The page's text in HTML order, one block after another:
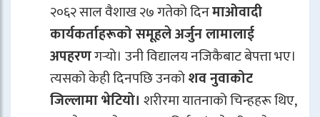
२०६२ साल वैशाख २७ गतेको दिनमाओवादी
कार्यकर्ताहरूको समूहले अर्जुन लामालाई
अपहरणगर्‍यो। उनी विद्यालय नजिकैबाट बेपत्ता भए।
त्यसको केही दिनपछि उनकोशव नुवाकोट
जिल्लामा भेटियो। शरीरमा यातनाको चिन्हहरू थिए,